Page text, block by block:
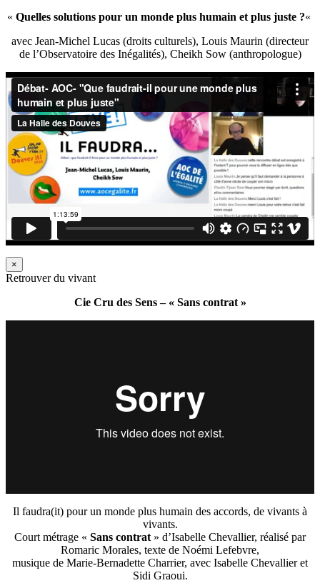
« Quelles solutions pour un monde plus humain et plus juste ?«
avec Jean-Michel Lucas (droits culturels), Louis Maurin (directeur
de l’Observatoire des Inégalités), Cheikh Sow (anthropologue)
×
Retrouver du vivant
Cie Cru des Sens – « Sans contrat »
Il faudra(it) pour un monde plus humain des accords, de vivants à
vivants.
Court métrage « Sans contrat » d’Isabelle Chevallier, réalisé par
Romaric Morales, texte de Noémi Lefebvre,
musique de Marie-Bernadette Charrier, avec Isabelle Chevallier et
Sidi Graoui.